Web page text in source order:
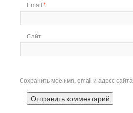
Email *
Сайт
Сохранить моё имя, email и адрес